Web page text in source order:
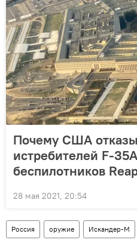
Почему США
истребителей F-
беспилотников
28 мая 2021, 20:54
Россия оружие Искандер-М